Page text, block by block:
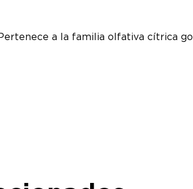
a la familia olfativa cítrica